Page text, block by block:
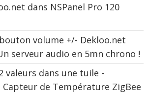
dans NSPanel Pro 120
volume +/- Dekloo.net
serveur audio en 5mn chrono !
valeurs dans une tuile -
Capteur de Température ZigBee